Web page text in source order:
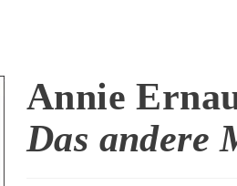
Annie
Das andere